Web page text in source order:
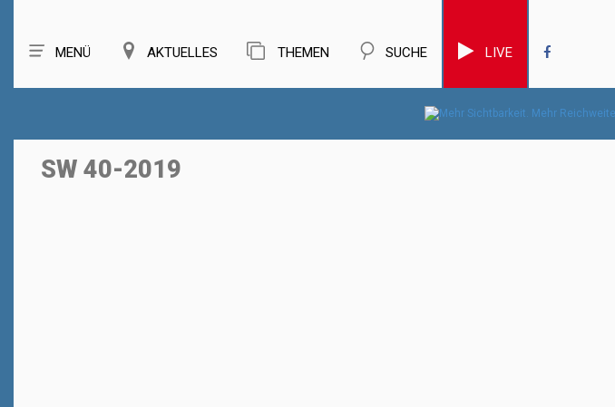
MENÜ AKTUELLES THEMEN SUCHE LIVE
SW 40-2019